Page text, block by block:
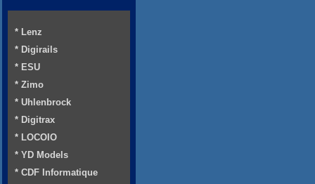
* Lenz
* Digirails
* ESU
* Zimo
* Uhlenbrock
* Digitrax
* LOCOIO
* YD Models
* CDF Informatique